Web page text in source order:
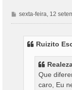
M
e
sexta-feira, 12
Ruizito
Que
caro, Eu